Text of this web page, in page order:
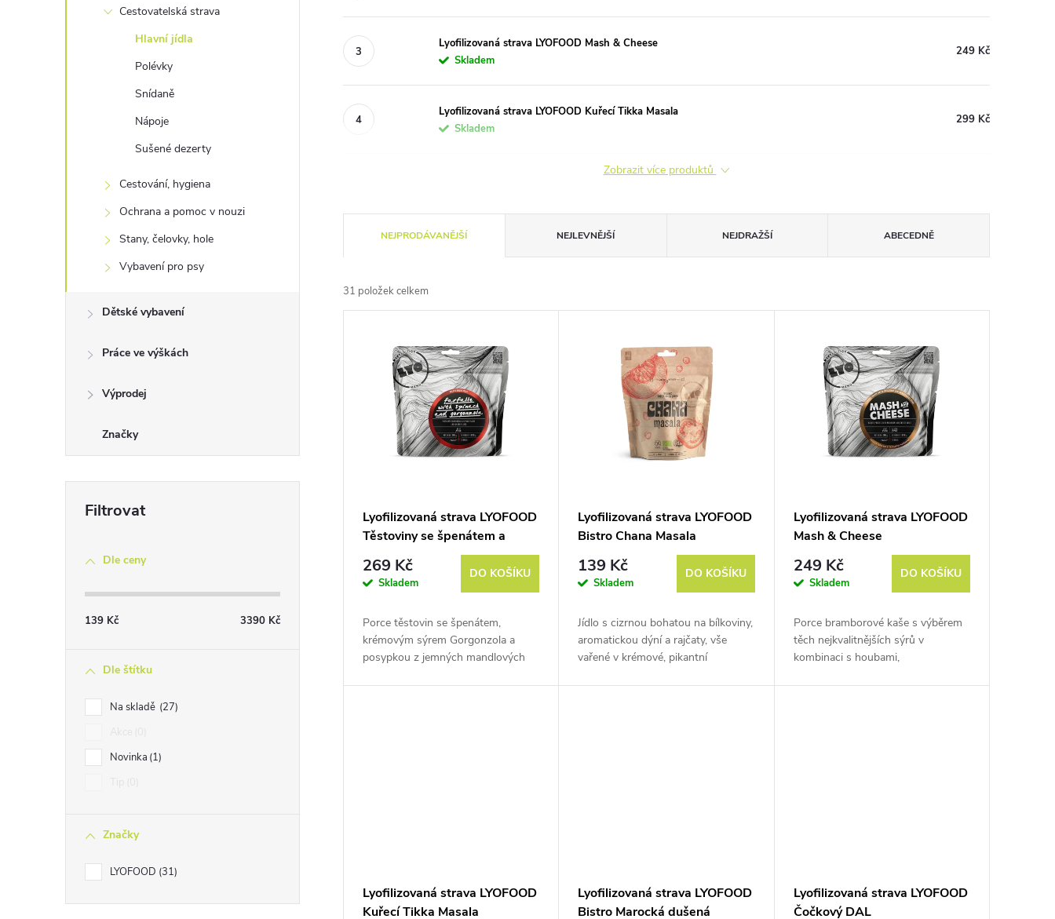
Cestovatelská strava
Hlavní jídla
Polévky
Snídaně
Nápoje
Sušené dezerty
Cestování, hygiena
Ochrana a pomoc v nouzi
Stany, čelovky, hole
Vybavení pro psy
Dětské vybavení
Práce ve výškách
Výprodej
Značky
Dle ceny
139 Kč 3390 Kč
Dle štítku
Na skladě 27
Novinka 1
Značky
LYOFOOD 31
Lyofilizovaná strava LYOFOOD Mash & Cheese
Skladem
249 Kč
Lyofilizovaná strava LYOFOOD Kuřecí Tikka Masala
Skladem
299 Kč
Zobrazit více produktů
a
z
NEJPRODÁVANĚJŠÍ NEJLEVNĚJŠÍ NEJDRAŽŠÍ ABECEDNĚ
31 položek celkem
u
Lyofilizovaná strava LYOFOOD
Těstoviny se špenátem a
gorgonzolou
269 Kč
Skladem
DO KOŠÍKU
Porce těstovin se špenátem,
krémovým sýrem Gorgonzola a
posypkou z jemných mandlových
Lyofilizovaná strava LYOFOOD
Bistro Chana Masala
139 Kč
Skladem
DO KOŠÍKU
Jídlo s cizrnou bohatou na bílkoviny,
aromatickou dýní a rajčaty, vše
vařené v krémové, pikantní
Lyofilizovaná strava LYOFOOD
Mash & Cheese
249 Kč
Skladem
DO KOŠÍKU
Porce bramborové kaše s výběrem
těch nejkvalitnějších sýrů v
kombinaci s houbami,
Lyofilizovaná strava LYOFOOD
Kuřecí Tikka Masala
Lyofilizovaná strava LYOFOOD
Bistro Marocká dušená
Lyofilizovaná strava LYOFOOD
Čočkový DAL